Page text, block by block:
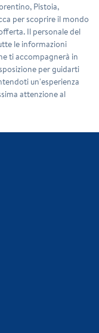
Pistoia,
per scoprire il mondo
Il personale del
le informazioni
ti accompagnerà in
per guidarti
un'esperienza
attenzione al